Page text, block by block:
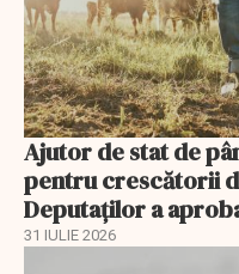
Ajutor de stat de
pentru crescătorii
Deputaților a
31 IULIE 2026